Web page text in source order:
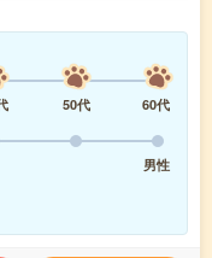
50代
60代
男性